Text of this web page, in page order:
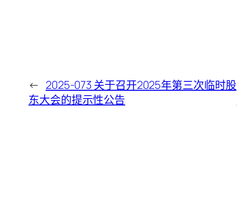
← 2025-073 关于召开2025年第三次临时股
东大会的提示性公告